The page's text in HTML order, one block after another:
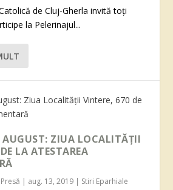
de Cluj-Gherla invită toți
la Pelerinajul...
ZIUA LOCALITĂȚII
LA ATESTAREA
| aug. 13, 2019 | Stiri Eparhiale